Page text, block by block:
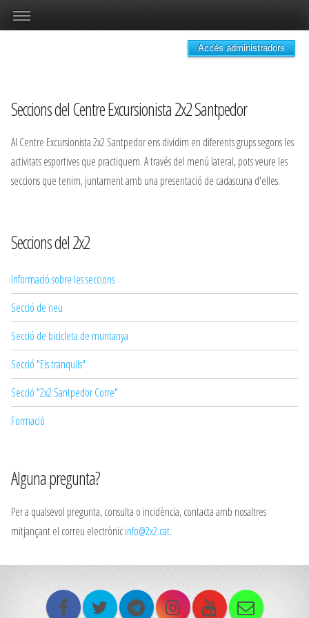
Accés administradors
Seccions del Centre Excursionista 2x2 Santpedor
Al Centre Excursionista 2x2 Santpedor ens dividim en diferents grups segons les
activitats esportives que practiquem. A través del menú lateral, pots veure les
seccions que tenim, juntament amb una presentació de cadascuna d'elles.
Seccions del 2x2
Informació sobre les seccions
Secció de neu
Secció de bicicleta de muntanya
Secció "Els tranquils"
Secció "2x2 Santpedor Corre"
Formació
Alguna pregunta?
Per a qualsevol pregunta, consulta o incidència, contacta amb nosaltres
mitjançant el correu electrònicinfo@2x2.cat.